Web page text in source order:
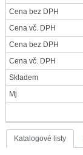
Cena bez DPH
Cena vč. DPH
Cena bez DPH
Cena vč. DPH
Skladem
Mj
Katalogové listy